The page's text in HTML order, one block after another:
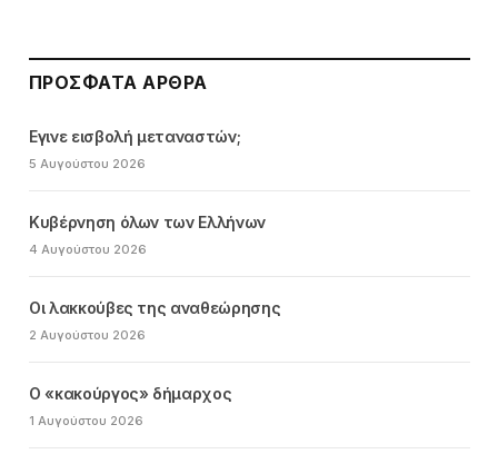
ΠΡΌΣΦΑΤΑ ΆΡΘΡΑ
Εγινε εισβολή μεταναστών;
5 Αυγούστου 2026
Κυβέρνηση όλων των Ελλήνων
4 Αυγούστου 2026
Οι λακκούβες της αναθεώρησης
2 Αυγούστου 2026
Ο «κακούργος» δήμαρχος
1 Αυγούστου 2026